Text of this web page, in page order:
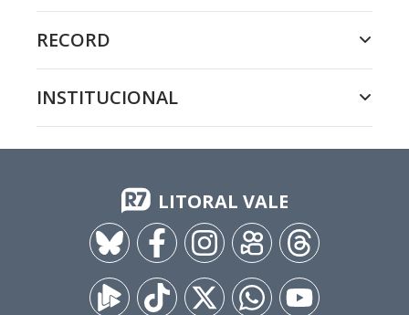
RECORD
INSTITUCIONAL
LITORAL VALE